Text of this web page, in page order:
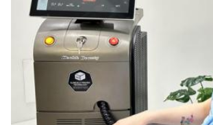
Application:
कमर्शियल के लिए
After-Sales Service Provided:
मुफ्त स्पेयर पार्ट्स, ऑनलाइन समर्थन, वीडियो
स्थापना, कमीशनिंग और प्रशिक्षण, फील
Warranty:
Name: